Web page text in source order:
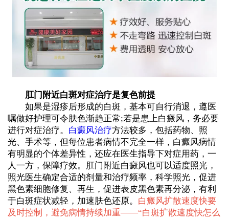
肛门附近白斑对症治疗是复色前提
如果是湿疹后形成的白斑，基本可自行消退，遵医
嘱做好护理可令肤色渐趋正常;若是患上白癜风，务必要
进行对症治疗。 白癜风治疗方法较多，包括药物、照
光、手术等，但每位患者病情不完全一样，白癜风病情
有明显的个体差异性，还应在医生指导下对症用药，一
人一方，保障疗效。肛门附近白癜风也可以适度照光，
照光医生确定合适的剂量和治疗频率，科学照光，促进
黑色素细胞修复、再生，促进表皮黑色素再分泌，有利
于白斑症状减轻，加速肤色还原。 白癜风扩散速度快要
及时控制，避免病情持续加重——“白斑扩散速度快怎么